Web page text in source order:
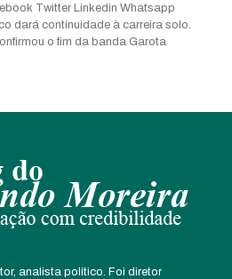
Twitter Linkedin Whatsapp
dará continuidade à carreira solo.
o fim da banda Garota
analista político. Foi diretor